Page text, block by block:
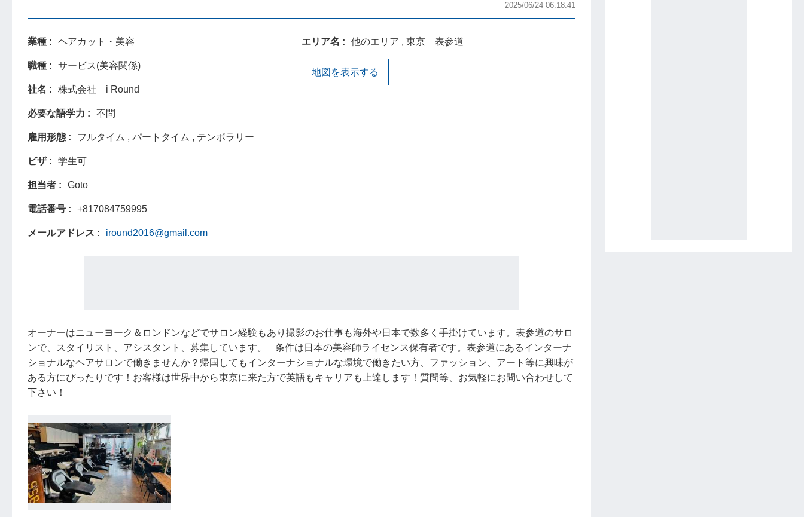
2025/06/24 06:18:41
業種 ヘアカット・美容
職種 サービス(美容関係)
社名 株式会社 i Round
必要な語学力 不問
雇用形態 フルタイム , パートタイム , テンポラリー
ビザ 学生可
担当者 Goto
電話番号 +817084759995
メールアドレス iround2016@gmail.com
エリア名 他のエリア , 東京 表参道
地図を表示する
オーナーはニューヨーク＆ロンドンなどでサロン経験もあり撮影のお仕事も海外や日本で数多く手掛けています。表参道のサロ
ンで、スタイリスト、アシスタント、募集しています。 条件は日本の美容師ライセンス保有者です。表参道にあるインターナ
ショナルなヘアサロンで働きませんか？帰国してもインターナショナルな環境で働きたい方、ファッション、アート等に興味が
ある方にぴったりです！お客様は世界中から東京に来た方で英語もキャリアも上達します！質問等、お気軽にお問い合わせして
下さい！